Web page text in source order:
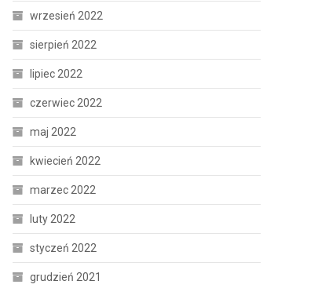
wrzesień 2022
sierpień 2022
lipiec 2022
czerwiec 2022
maj 2022
kwiecień 2022
marzec 2022
luty 2022
styczeń 2022
grudzień 2021